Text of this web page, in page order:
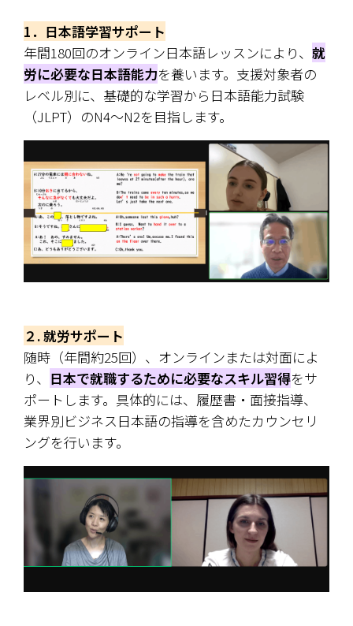
1．日本語学習サポート
年間180回のオンライン日本語レッスンにより、 就
労に必要な日本語能力を養います。支援対象者の
レベル別に、基礎的な学習から日本語能力試験
（JLPT）のN4〜N2を目指します。
２. 就労サポート
随時（年間約25回）、オンラインまたは対面によ
り、 日本で就職するために必要なスキル習得をサ
ポートします。具体的には、履歴書・面接指導、
業界別ビジネス日本語の指導を含めたカウンセリ
ングを行います。